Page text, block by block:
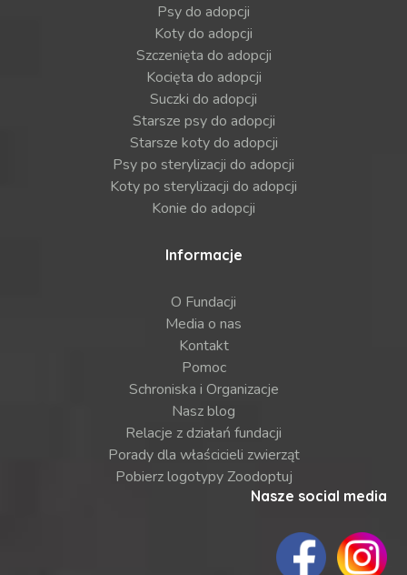
Psy do adopcji
Koty do adopcji
Szczenięta do adopcji
Kocięta do adopcji
Suczki do adopcji
Starsze psy do adopcji
Starsze koty do adopcji
Psy po sterylizacji do adopcji
Koty po sterylizacji do adopcji
Konie do adopcji
Informacje
O Fundacji
Media o nas
Kontakt
Pomoc
Schroniska i Organizacje
Nasz blog
Relacje z działań fundacji
Porady dla właścicieli zwierząt
Pobierz logotypy Zoodoptuj
Nasze social media